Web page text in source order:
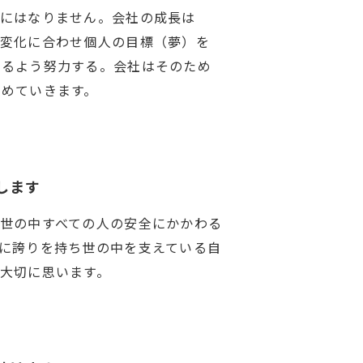
はなりません。会社の成長は
化に合わせ個人の目標（夢）を
よう努力する。会社はそのため
ていきます。
ます
の中すべての人の安全にかかわる
誇りを持ち世の中を支えている自
に思います。